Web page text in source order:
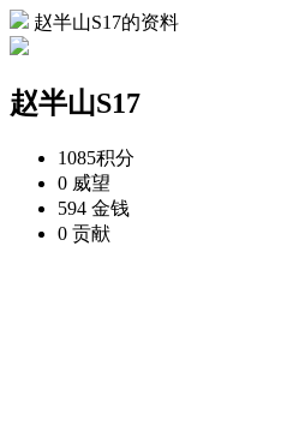
赵半山S17的资料
赵半山S17
1085积分
0 威望
594 金钱
0 贡献